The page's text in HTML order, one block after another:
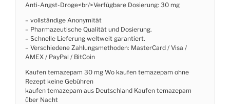
Anti-Angst-Droge<br/>Verfügbare Dosierung: 30 mg
– vollständige Anonymität
– Pharmazeutische Qualität und Dosierung.
– Schnelle Lieferung weltweit garantiert.
– Verschiedene Zahlungsmethoden: MasterCard / Visa /
AMEX / PayPal / BitCoin
Kaufen temazepam 30 mg Wo kaufen temazepam ohne
Rezept keine Gebühren
kaufen temazepam aus Deutschland Kaufen temazepam
über Nacht